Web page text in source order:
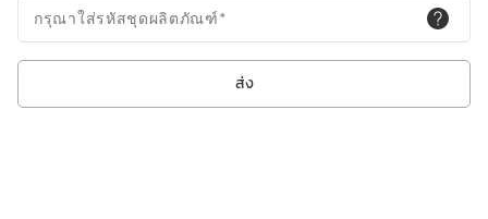
กรุณาใส่รหัสชุดผลิตภัณฑ์*
ส่ง